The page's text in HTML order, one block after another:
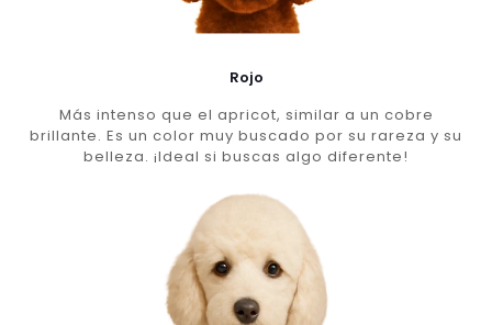
Rojo
Más intenso que el apricot, similar a un cobre
brillante. Es un color muy buscado por su rareza y su
belleza. ¡Ideal si buscas algo diferente!